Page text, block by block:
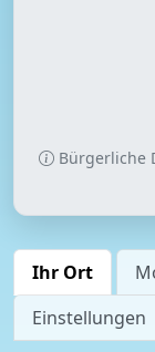
Bürgerliche
Ihr Ort
Einstellungen